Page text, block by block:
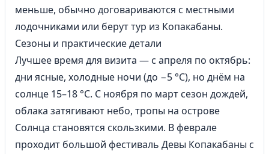
меньше, обычно договариваются с местными
лодочниками или берут тур из Копакабаны.
Сезоны и практические детали
Лучшее время для визита — с апреля по октябрь:
дни ясные, холодные ночи (до −5 °C), но днём на
солнце 15–18 °C. С ноября по март сезон дождей,
облака затягивают небо, тропы на острове
Солнца становятся скользкими. В феврале
проходит большой фестиваль Девы Копакабаны с